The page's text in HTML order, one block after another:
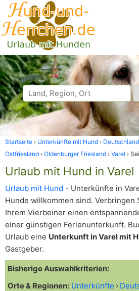
Startseite Unterkünfte mit Hund Deutschland
Ostfriesland
Oldenburger Friesland Varel
Urlaub mit Hund in Varel
Urlaub mit Hund - Unterkünfte in
Hunde willkommen sind. Verbringen
Ihrem Vierbeiner einen
einer günstigen Ferienunterkunft.
Urlaub eine Unterkunft in Varel mit
Gastgeber.
Bisherige Auswahlkriterien:
Orte & Regionen: Unterkünfte